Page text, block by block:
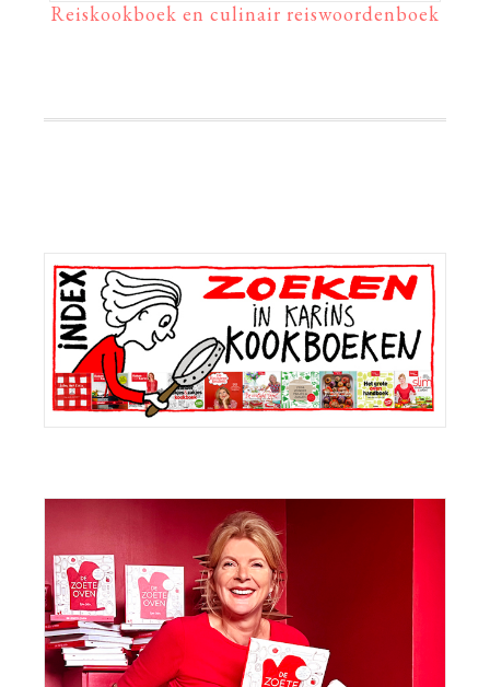
Reiskookboek en culinair reiswoordenboek
Primaire
Sidebar